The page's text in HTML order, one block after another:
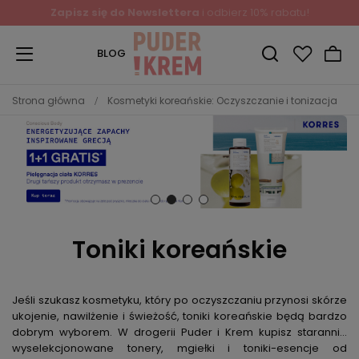
Zapisz się do Newslettera i odbierz 10% rabatu!
BLOG
Strona główna Kosmetyki koreańskie: Oczyszczanie i tonizacja
Toniki koreańskie
Jeśli szukasz kosmetyku, który po oczyszczaniu przynosi skórze
ukojenie, nawilżenie i świeżość, toniki koreańskie będą bardzo
dobrym wyborem. W drogerii Puder i Krem kupisz starannie
wyselekcjonowane tonery, mgiełki i toniki-esencje od